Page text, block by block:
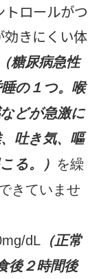
トロールがつ
効きにくい体
（糖尿病急性
の１つ。喉
どが急激に
吐き気、嘔
る。） を繰
きていませ
dL （正常
後２時間後